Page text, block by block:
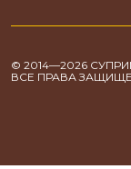
© 2014—2026
ВСЕ ПРАВА